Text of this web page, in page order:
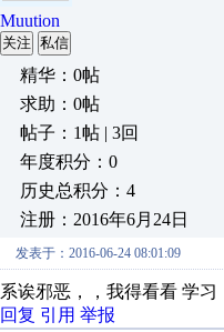
Muution
关注 私信
精华：0帖
求助：0帖
帖子：1帖 | 3回
年度积分：0
历史总积分：4
注册：2016年6月24日
发表于：2016-06-24 08:01:09
系诶邪恶，，我得看看 学习
回复 引用 举报